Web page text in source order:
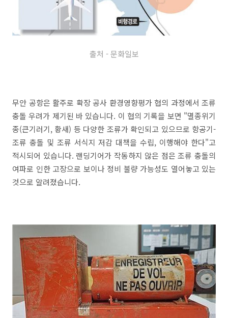
출처 - 문화일보
무안 공항은 활주로 확장 공사 환경영향평가 협의 과정에서 조류
충돌 우려가 제기된 바 있습니다. 이 협의 기록을 보면 "멸종위기
종(큰기러기, 황새) 등 다양한 조류가 확인되고 있으므로 항공기-
조류 충돌 및 조류 서식지 저감 대책을 수립, 이행해야 한다"고
적시되어 있습니다. 랜딩기어가 작동하지 않은 점은 조류 충돌의
여파로 인한 고장으로 보이나 정비 불량 가능성도 열어놓고 있는
것으로 알려졌습니다.